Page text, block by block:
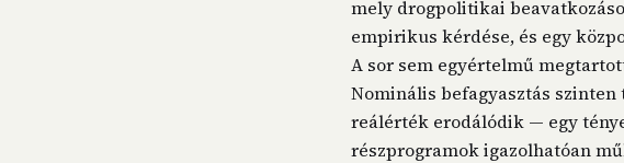
mely drogpolitikai
empirikus kérdése, és egy
A sor sem egyértelmű
Nominális befagyasztás
reálérték erodálódik — egy
részprogramok igazolhatóan